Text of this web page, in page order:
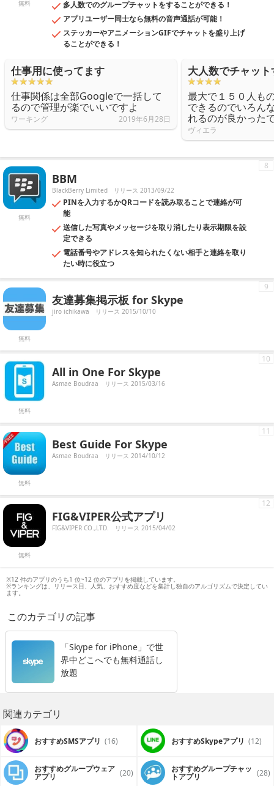
無料
多人数でのグループチャットをすることができる！
アプリユーザー同士なら無料の音声通話が可能！
ステッカーやアニメーションGIFでチャットを盛り上げ
ることができる！
仕事用に使ってます
仕事関係は全部Googleで一括して
るので管理が楽でいいですよ
ワーキング 2019年6月28日
大人数でチャッ
最大で１５０人も
できるのでいろん
れるのが良かった
ヴィエラ
無料
BBM
BlackBerry Limited リリース 2013/09/22
PINを入力するかQRコードを読み取ることで連絡が可
能
送信した写真やメッセージを取り消したり表示期限を設
定できる
電話番号やアドレスを知られたくない相手と連絡を取り
たい時に役立つ
8
無料
友達募集掲示板 for Skype
jiro ichikawa リリース 2015/10/10
9
無料
All in One For Skype
Asmae Boudraa リリース 2015/03/16
10
無料
Best Guide For Skype
Asmae Boudraa リリース 2014/10/12
11
無料
FIG&VIPER公式アプリ
FIG&VIPER CO.,LTD. リリース 2015/04/02
12
※12 件のアプリのうち1 位~12 位のアプリを掲載しています。
※ランキングは、リリース日、人気、おすすめ度などを集計し独自のアルゴリズムで決定してい
ます。
このカテゴリの記事
「Skype for iPhone」で世
界中どこへでも無料通話し
放題
関連カテゴリ
おすすめSMSアプリ (16) おすすめSkypeアプリ (12)
おすすめグループウェア
アプリ (20) おすすめグループチャッ
トアプリ (28)